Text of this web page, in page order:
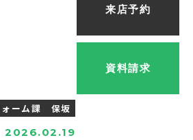
来店予約
資料請求
ォーム課 保坂
2026.02.19